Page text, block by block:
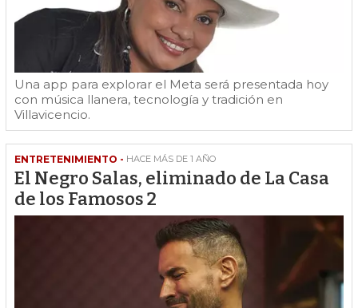
Una app para explorar el Meta será presentada hoy
con música llanera, tecnología y tradición en
Villavicencio.
ENTRETENIMIENTO - HACE MÁS DE 1 AÑO
El Negro Salas, eliminado de La Casa
de los Famosos 2